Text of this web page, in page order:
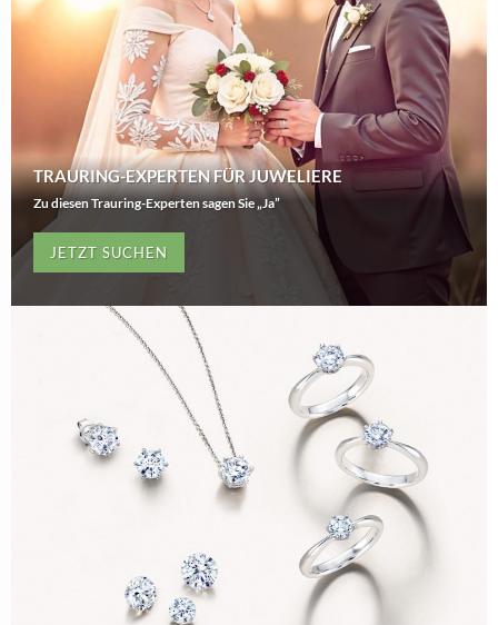
TRAURING-EXPERTEN FÜR JUWELIERE
Zu diesen Trauring-Experten sagen Sie „Ja”
JETZT SUCHEN